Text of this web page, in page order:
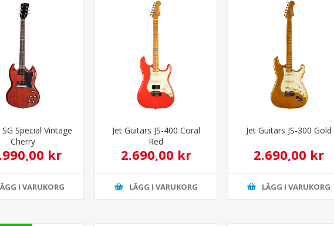
Special Vintage
Cherry
kr
I VARUKORG
Jet Guitars JS-400 Coral
Red
2.690,00 kr
LÄGG I VARUKORG
Jet Guitars JS-300 Gold
2.690,00 kr
LÄGG I VARUKORG